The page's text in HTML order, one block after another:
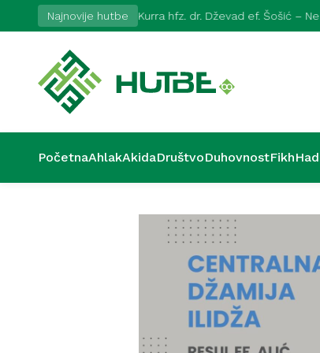
Najnovije hutbe Kurra hfz. dr. Dževad ef. Šošić –
PočetnaAhlakAkidaDruštvoDuhovnostFikh